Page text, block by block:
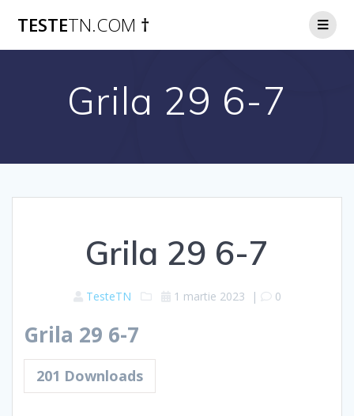
TESTETN.COM †
Grila 29 6-7
Grila 29 6-7
TesteTN 1 martie 2023 | 0
Grila 29 6-7
201 Downloads